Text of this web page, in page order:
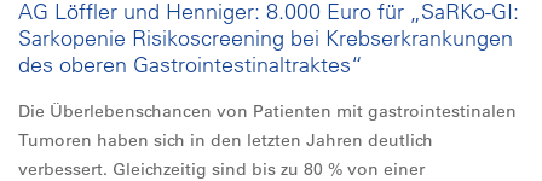
AG Löffler und Henniger: 8.000 Euro für „SaRKo-GI:
Sarkopenie Risikoscreening bei Krebserkrankungen
des oberen Gastrointestinaltraktes“
Die Überlebenschancen von Patienten mit gastrointestinalen
Tumoren haben sich in den letzten Jahren deutlich
verbessert. Gleichzeitig sind bis zu 80 % von einer